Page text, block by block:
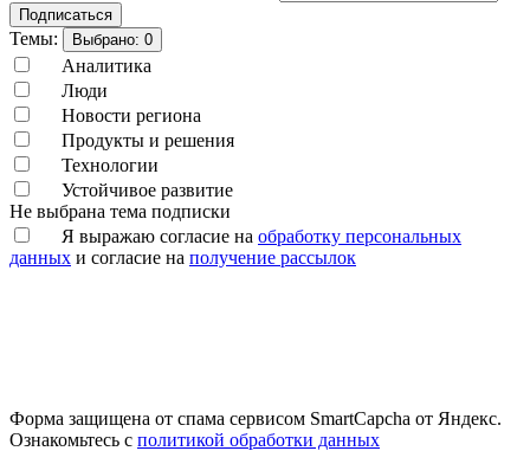
Подписаться
Темы: Выбрано: 0
Аналитика
Люди
Новости региона
Продукты и решения
Технологии
Устойчивое развитие
Не выбрана тема подписки
Я выражаю согласие на обработку персональных
данных и согласие на получение рассылок
Форма защищена от спама сервисом SmartCapcha от Яндекс.
Ознакомьтесь с политикой обработки данных